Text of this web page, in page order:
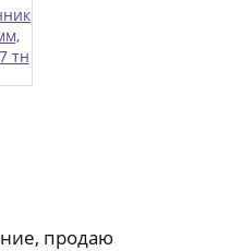
продаю